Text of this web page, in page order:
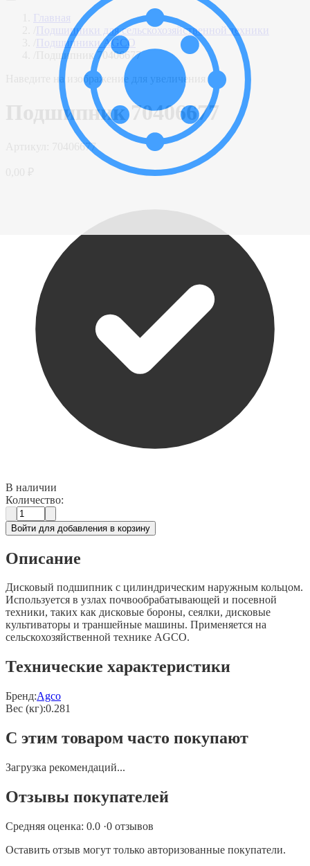
Главная
Подшипники для сельскохозяйственной техники
Подшипники AGCO
Подшипник 70406677
Наведите на изображение для увеличения
Подшипник 70406677
70406677
В наличии
Количество:
Войти для добавления в корзину
Описание
Дисковый подшипник с цилиндрическим наружным кольцом.
Используется в узлах почвообрабатывающей и посевной
техники, таких как дисковые бороны, сеялки, дисковые
культиваторы и траншейные машины. Применяется на
сельскохозяйственной технике AGCO.
Технические характеристики
Бренд:Agco
Вес (кг):0.281
С этим товаром часто покупают
Загрузка рекомендаций...
Отзывы покупателей
Средняя оценка: 0.0 ·0 отзывов
Оставить отзыв могут только авторизованные покупатели.